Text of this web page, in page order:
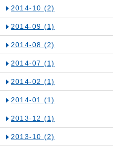
2014-10 (2)
2014-09 (1)
2014-08 (2)
2014-07 (1)
2014-02 (1)
2014-01 (1)
2013-12 (1)
2013-10 (2)